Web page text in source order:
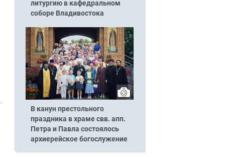
литургию в кафедральном
соборе Владивостока
В канун престольного
праздника в храме свв. апп.
Петра и Павла состоялось
архиерейское богослужение